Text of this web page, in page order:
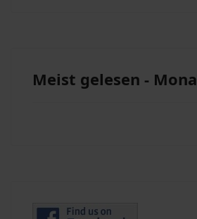
Meist gelesen -